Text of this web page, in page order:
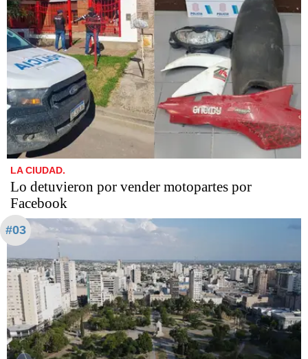
LA CIUDAD.
Lo detuvieron por vender motopartes por
Facebook
#03